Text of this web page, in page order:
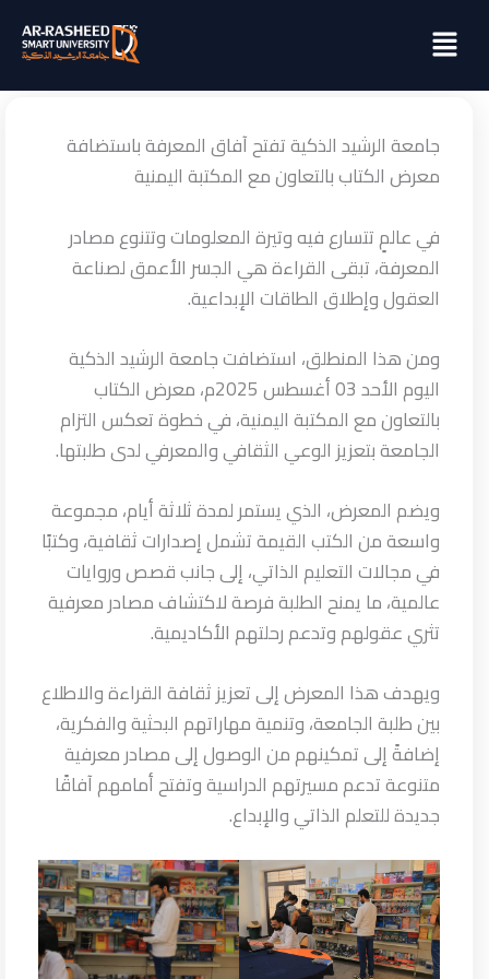
Menu
جامعة الرشيد الذكية تفتح آفاق المعرفة باستضافة
معرض الكتاب بالتعاون مع المكتبة اليمنية
في عالمٍ تتسارع فيه وتيرة المعلومات وتتنوع مصادر
المعرفة، تبقى القراءة هي الجسر الأعمق لصناعة
العقول وإطلاق الطاقات الإبداعية.
ومن هذا المنطلق، استضافت جامعة الرشيد الذكية
اليوم الأحد 03 أغسطس 2025م، معرض الكتاب
بالتعاون مع المكتبة اليمنية، في خطوة تعكس التزام
الجامعة بتعزيز الوعي الثقافي والمعرفي لدى طلبتها.
ويضم المعرض، الذي يستمر لمدة ثلاثة أيام، مجموعة
واسعة من الكتب القيمة تشمل إصدارات ثقافية، وكتبًا
في مجالات التعليم الذاتي، إلى جانب قصص وروايات
عالمية، ما يمنح الطلبة فرصة لاكتشاف مصادر معرفية
تثري عقولهم وتدعم رحلتهم الأكاديمية.
ويهدف هذا المعرض إلى تعزيز ثقافة القراءة والاطلاع
بين طلبة الجامعة، وتنمية مهاراتهم البحثية والفكرية،
إضافةً إلى تمكينهم من الوصول إلى مصادر معرفية
متنوعة تدعم مسيرتهم الدراسية وتفتح أمامهم آفاقًا
جديدة للتعلم الذاتي والإبداع.